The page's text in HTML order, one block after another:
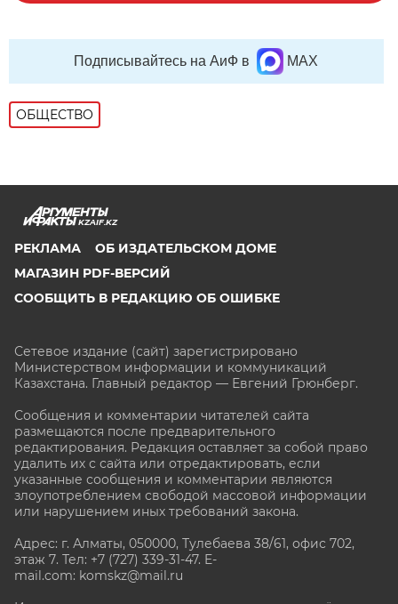
Подписывайтесь на АиФ в MAX
ОБЩЕСТВО
KZAIF.KZ
РЕКЛАМА
ОБ ИЗДАТЕЛЬСКОМ ДОМЕ
МАГАЗИН PDF-ВЕРСИЙ
СООБЩИТЬ В РЕДАКЦИЮ ОБ ОШИБКЕ
Сетевое издание (сайт) зарегистрировано
Министерством информации и коммуникаций
Казахстана. Главный редактор — Евгений Грюнберг.
Сообщения и комментарии читателей сайта
размещаются после предварительного
редактирования. Редакция оставляет за собой право
удалить их с сайта или отредактировать, если
указанные сообщения и комментарии являются
злоупотреблением свободой массовой информации
или нарушением иных требований закона.
Адрес: г. Алматы, 050000, Тулебаева 38/61, офис 702,
этаж 7. Тел: +7 (727) 339-31-47. E-
mail.com: komskz@mail.ru